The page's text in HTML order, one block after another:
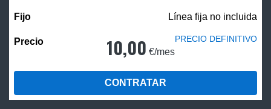
Línea fija no incluida
10,00 €/mes
PRECIO DEFINITIVO
CONTRATAR